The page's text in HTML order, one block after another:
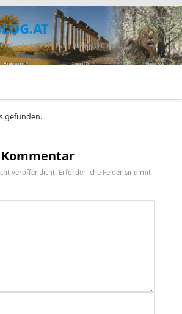
UND REISETAGEBUCH
gefunden.
veröffentlicht. Erforderliche Felder sind mit